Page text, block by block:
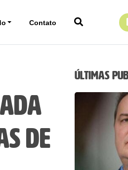
Contato
de
Últimas